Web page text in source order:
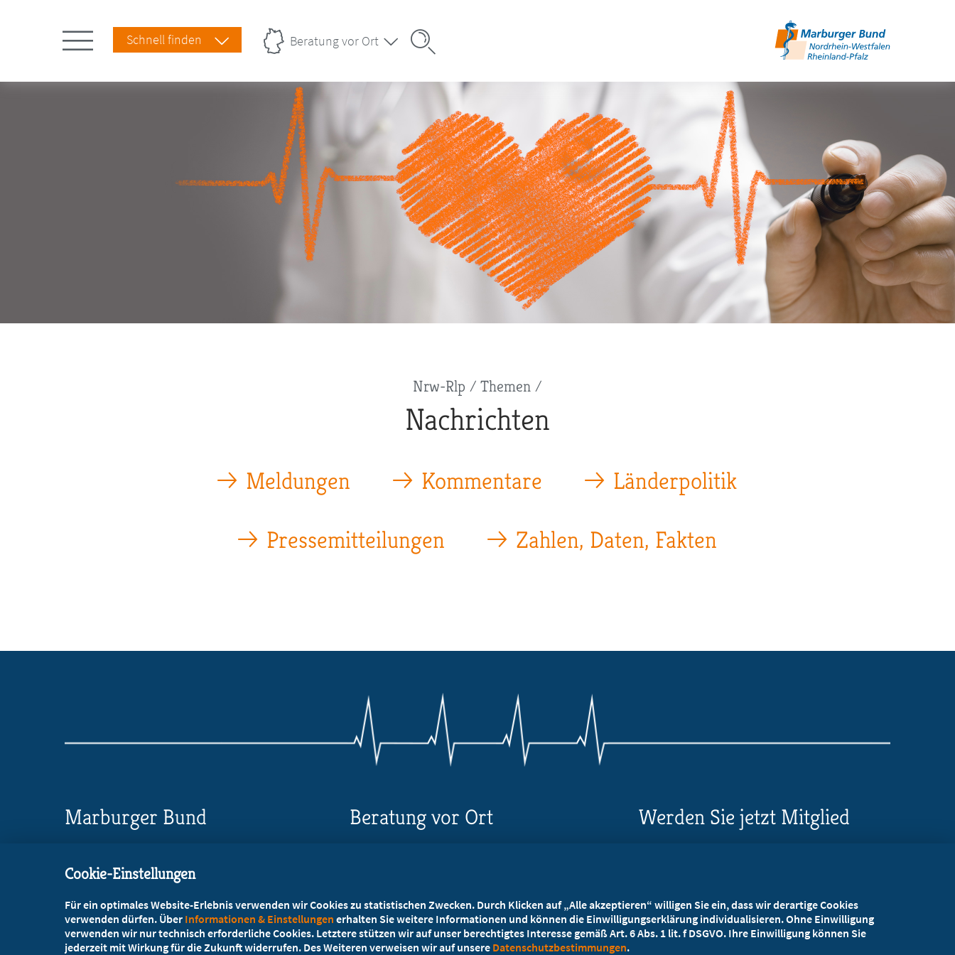
Schnell finden Beratung vor Ort
Nrw-Rlp Themen
Nachrichten
Meldungen Kommentare Länderpolitik
Pressemitteilungen Zahlen, Daten, Fakten
Marburger Bund
Wörthstraße 20, 50668 Köln
+49 221 72003-73
+49 221 72003-86
Beratung vor Ort Werden Sie jetzt Mitglied
Kostenlos für Studierende
Cookie-Einstellungen
Für ein optimales Website-Erlebnis verwenden wir Cookies zu statistischen Zwecken. Durch Klicken auf „Alle akzeptieren“ willigen Sie ein, dass wir derartige Cookies
verwenden dürfen. Über Informationen & Einstellungen erhalten Sie weitere Informationen und können die Einwilligungserklärung individualisieren. Ohne Einwilligung
verwenden wir nur technisch erforderliche Cookies. Letztere stützen wir auf unser berechtigtes Interesse gemäß Art. 6 Abs. 1 lit. f DSGVO. Ihre Einwilligung können Sie
jederzeit mit Wirkung für die Zukunft widerrufen. Des Weiteren verweisen wir auf unsere Datenschutzbestimmungen.